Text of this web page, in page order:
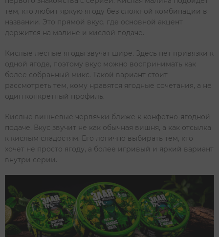
тем, кто любит яркую ягоду без сложной комбинации в
названии. Это прямой вкус, где основной акцент
держится на малине и кислой подаче.
Кислые лесные ягоды звучат шире. Здесь нет привязки к
одной ягоде, поэтому вкус можно воспринимать как
более собранный микс. Такой вариант стоит
рассмотреть тем, кому нравятся ягодные сочетания, а не
один конкретный профиль.
Кислые вишневые червячки ближе к конфетно-ягодной
подаче. Вкус звучит не как обычная вишня, а как отсылка
к кислым сладостям. Его логично выбирать тем, кто
хочет не просто ягоду, а более игривый и яркий вариант
внутри серии.